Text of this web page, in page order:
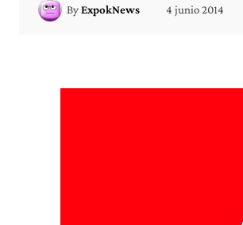
ByExpokNews 4 junio 2014